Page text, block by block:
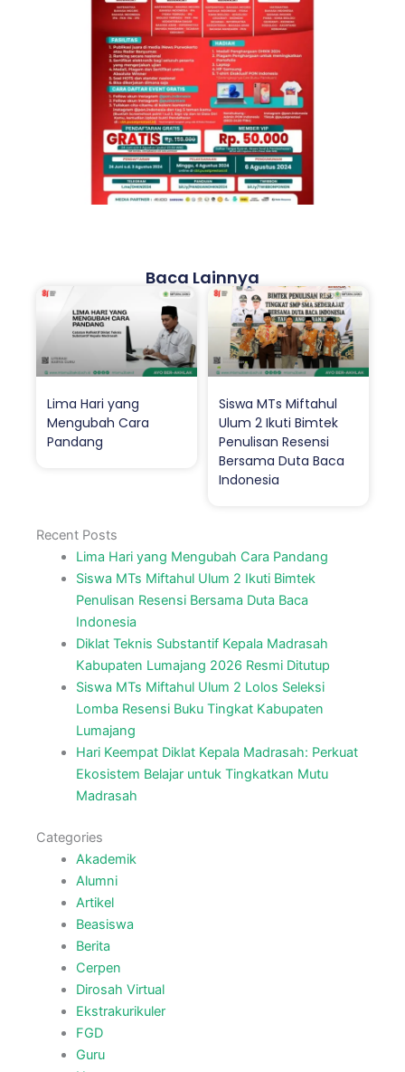
Baca Lainnya
Lima Hari yang
Mengubah Cara
Pandang
Siswa MTs Miftahul
Ulum 2 Ikuti Bimtek
Penulisan Resensi
Bersama Duta Baca
Indonesia
Recent Posts
Lima Hari yang Mengubah Cara Pandang
Siswa MTs Miftahul Ulum 2 Ikuti Bimtek
Penulisan Resensi Bersama Duta Baca
Indonesia
Diklat Teknis Substantif Kepala Madrasah
Kabupaten Lumajang 2026 Resmi Ditutup
Siswa MTs Miftahul Ulum 2 Lolos Seleksi
Lomba Resensi Buku Tingkat Kabupaten
Lumajang
Hari Keempat Diklat Kepala Madrasah: Perkuat
Ekosistem Belajar untuk Tingkatkan Mutu
Madrasah
Categories
Akademik
Alumni
Artikel
Beasiswa
Berita
Cerpen
Dirosah Virtual
Ekstrakurikuler
FGD
Guru